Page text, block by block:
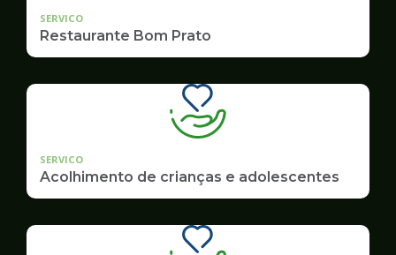
SERVICO
Restaurante Bom Prato
SERVICO
Acolhimento de crianças e adolescentes